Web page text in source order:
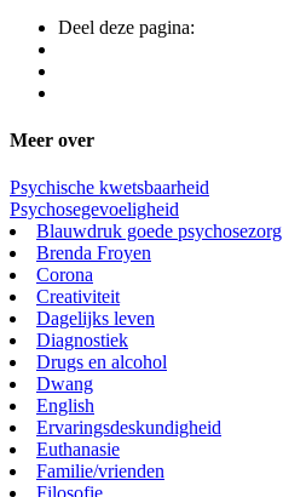
Deel deze pagina:
Meer over
Psychische kwetsbaarheid
Psychosegevoeligheid
Blauwdruk goede psychosezorg
Brenda Froyen
Corona
Creativiteit
Dagelijks leven
Diagnostiek
Drugs en alcohol
Dwang
English
Ervaringsdeskundigheid
Euthanasie
Familie/vrienden